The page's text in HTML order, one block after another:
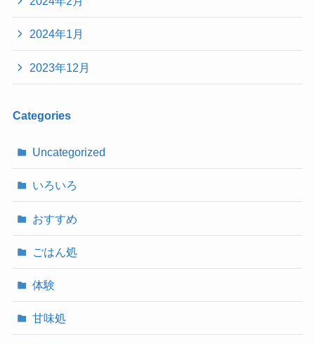
2024年1月
2023年12月
Categories
Uncategorized
いろいろ
おすすめ
ごはん処
体験
甘味処